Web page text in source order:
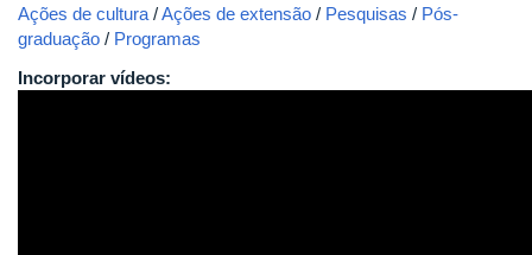
Ações de cultura /Ações de extensão / Pesquisas / Pós-
graduação / Programas
Incorporar vídeos: